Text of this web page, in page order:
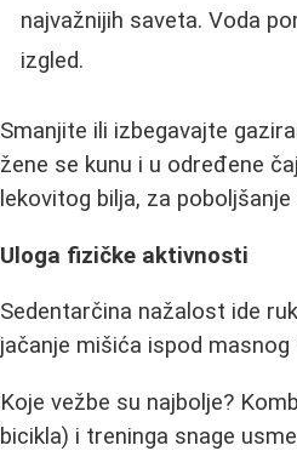
najvažnijih saveta. Voda
izgled.
Smanjite ili izbegavajte
žene se kunu i u određene
lekovitog bilja, za
Uloga fizičke aktivnosti
Sedentarčina nažalost ide
jačanje mišića ispod
Koje vežbe su najbolje?
bicikla) i treninga snage